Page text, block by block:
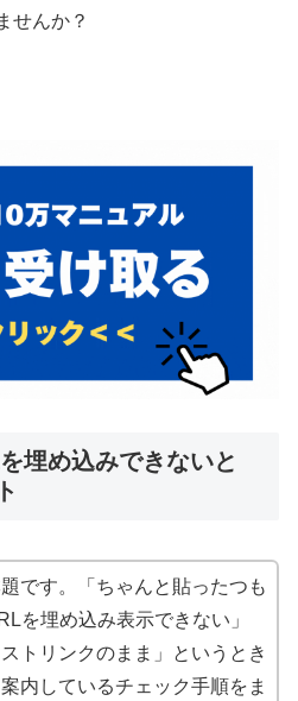
せんか？
埋め込みできないと
です。「ちゃんと貼ったつも
を埋め込み表示できない」
ストリンクのまま」というとき
内しているチェック手順をま